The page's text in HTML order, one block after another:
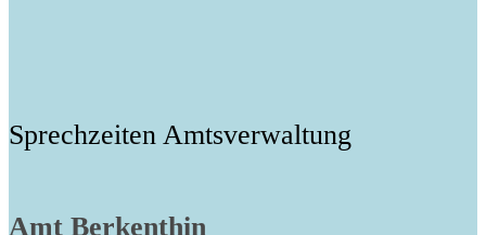
Sprechzeiten Amtsverwaltung
Amt Berkenthin